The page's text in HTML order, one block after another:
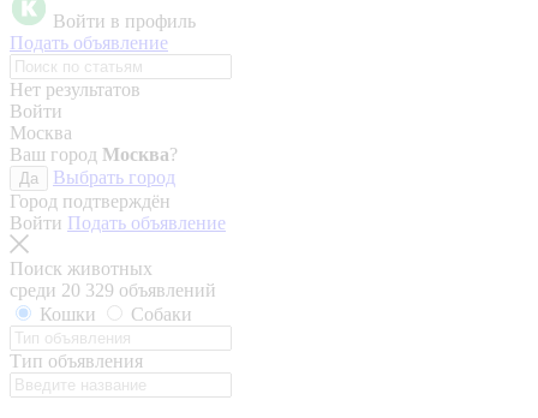
Войти в профиль
Подать объявление
Нет результатов
Войти
Москва
Ваш город Москва?
Да
Выбрать город
Город подтверждён
Войти Подать объявление
Поиск животных
среди 20 329 объявлений
Кошки
Собаки
Тип объявления